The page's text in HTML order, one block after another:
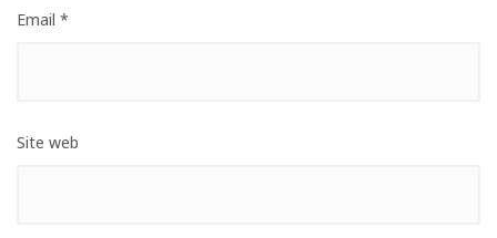
Email *
Site web